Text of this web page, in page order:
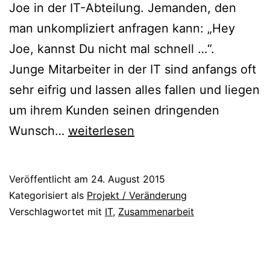
Joe in der IT-Abteilung. Jemanden, den
man unkompliziert anfragen kann: „Hey
Joe, kannst Du nicht mal schnell …“.
Junge Mitarbeiter in der IT sind anfangs oft
sehr eifrig und lassen alles fallen und liegen
um ihrem Kunden seinen dringenden
Wunsch… Hey
No
und
weiterlesen
Veröffentlicht am 24. August 2015
Kategorisiert als Projekt / Veränderung
Verschlagwortet mit IT, Zusammenarbeit